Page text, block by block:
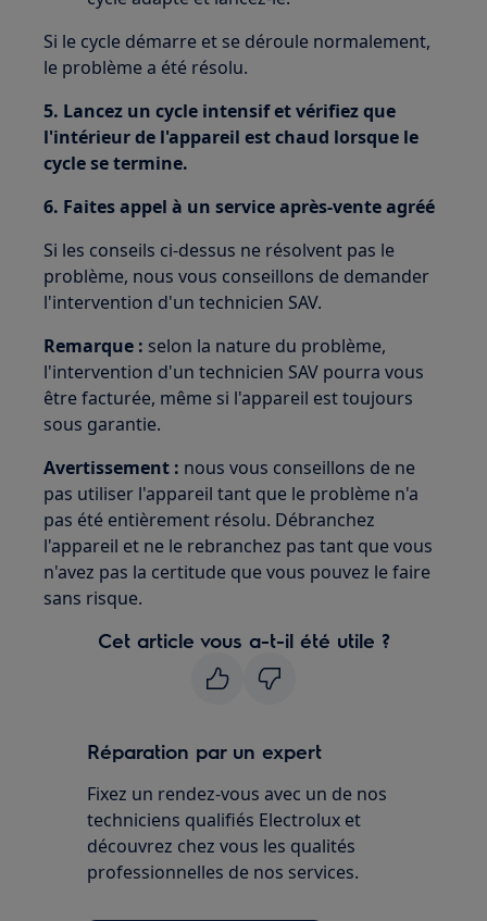
Si le cycle démarre et se déroule normalement,
le problème a été résolu.
5. Lancez un cycle intensif et vérifiez que
l'intérieur de l'appareil est chaud lorsque le
cycle se termine.
6. Faites appel à un service après-vente agréé
Si les conseils ci-dessus ne résolvent pas le
problème, nous vous conseillons de demander
l'intervention d'un technicien SAV.
Remarque : selon la nature du problème,
l'intervention d'un technicien SAV pourra vous
être facturée, même si l'appareil est toujours
sous garantie.
Avertissement : nous vous conseillons de ne
pas utiliser l'appareil tant que le problème n'a
pas été entièrement résolu. Débranchez
l'appareil et ne le rebranchez pas tant que vous
n'avez pas la certitude que vous pouvez le faire
sans risque.
Cet article vous a-t-il été utile ?
Réparation par un expert
Fixez un rendez-vous avec un de nos
techniciens qualifiés Electrolux et
découvrez chez vous les qualités
professionnelles de nos services.